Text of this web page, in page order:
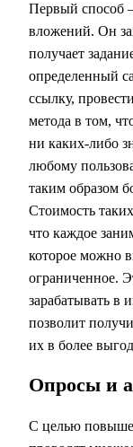
Первый способ
вложений. Он
получает
определенный
ссылку,
метода в том,
ни каких-либо
любому
таким образом
Стоимость
что каждое
которое можно
ограниченное.
зарабатывать в
позволит
их в более
Опросы и
С целью